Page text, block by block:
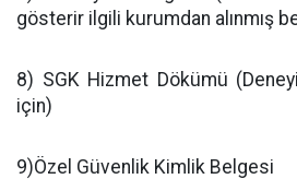
gösterir ilgili kurumdan alınmış
8) SGK Hizmet Dökümü
için)
9)Özel Güvenlik Kimlik Belgesi